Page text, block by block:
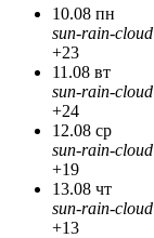
10.08 пн
sun-rain-cloud
+23
11.08 вт
sun-rain-cloud
+24
12.08 ср
sun-rain-cloud
+19
13.08 чт
sun-rain-cloud
+13